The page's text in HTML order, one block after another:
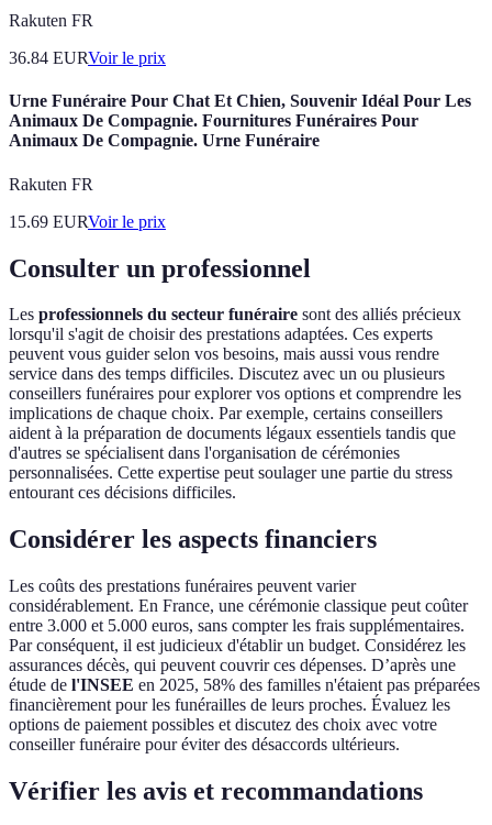
Rakuten FR
36.84 EURVoir le prix
Urne Funéraire Pour Chat Et Chien, Souvenir Idéal Pour Les
Animaux De Compagnie. Fournitures Funéraires Pour
Animaux De Compagnie. Urne Funéraire
Rakuten FR
15.69 EURVoir le prix
Consulter un professionnel
Les professionnels du secteur funéraire sont des alliés précieux
lorsqu'il s'agit de choisir des prestations adaptées. Ces experts
peuvent vous guider selon vos besoins, mais aussi vous rendre
service dans des temps difficiles. Discutez avec un ou plusieurs
conseillers funéraires pour explorer vos options et comprendre les
implications de chaque choix. Par exemple, certains conseillers
aident à la préparation de documents légaux essentiels tandis que
d'autres se spécialisent dans l'organisation de cérémonies
personnalisées. Cette expertise peut soulager une partie du stress
entourant ces décisions difficiles.
Considérer les aspects financiers
Les coûts des prestations funéraires peuvent varier
considérablement. En France, une cérémonie classique peut coûter
entre 3.000 et 5.000 euros, sans compter les frais supplémentaires.
Par conséquent, il est judicieux d'établir un budget. Considérez les
assurances décès, qui peuvent couvrir ces dépenses. D’après une
étude de l'INSEE en 2025, 58% des familles n'étaient pas préparées
financièrement pour les funérailles de leurs proches. Évaluez les
options de paiement possibles et discutez des choix avec votre
conseiller funéraire pour éviter des désaccords ultérieurs.
Vérifier les avis et recommandations